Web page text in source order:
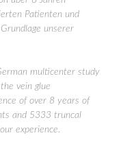
Patienten und
unserer
multicenter study
vein glue
of over 8 years of
and 5333 truncal
experience.